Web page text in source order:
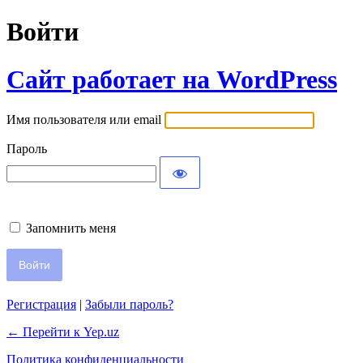
Войти
Сайт работает на WordPress
Имя пользователя или email
Пароль
Запомнить меня
Регистрация | Забыли пароль?
← Перейти к Yep.uz
Политика конфиденциальности